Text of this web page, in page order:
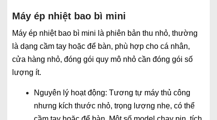
Máy ép nhiệt bao bì mini
Máy ép nhiệt bao bì mini là phiên bản thu nhỏ, thường
là dạng cầm tay hoặc để bàn, phù hợp cho cá nhân,
cửa hàng nhỏ, đóng gói quy mô nhỏ cần đóng gói số
lượng ít.
Nguyên lý hoạt động: Tương tự máy thủ công
nhưng kích thước nhỏ, trọng lượng nhẹ, có thể